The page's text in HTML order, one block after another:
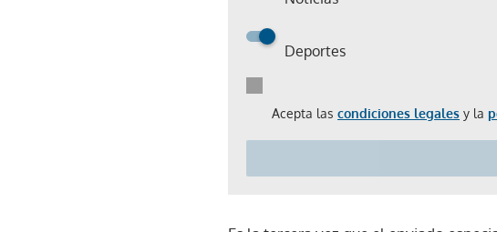
Deportes
Acepta las condiciones legales y la